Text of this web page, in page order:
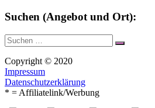
Suchen (Angebot und Ort):
Suche
nach:
Suchen
Copyright © 2020
Impressum
Datenschutzerklärung
* = Affiliatelink/Werbung